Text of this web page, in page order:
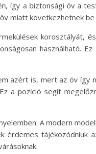
így a biztonsági öv a
miatt következhetnek
korosztályát,
használható. Ez
azért is, mert az öv így
a pozíció segít
A modern
érdemes